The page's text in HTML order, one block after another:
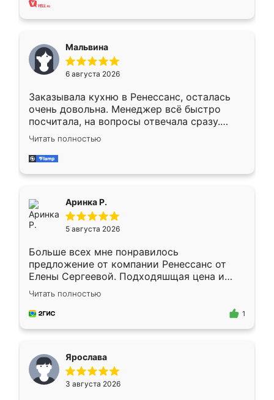
хорошее сборка достаточно быстрая,
меньше, здесь же он более разнообразный.
Мне нравится ,если что-то потребуется из
мебели буду заказывать только здесь.
Мальвина
6 августа 2026
Заказывала кухню в Ренессанс, осталась
очень довольна. Менеджер всё быстро
посчитала, на вопросы отвечала сразу.
Замерщик приехал в субботу, подошёл к
делу со всей ответственностью. Собрали
за день, ребята работали аккуратно, даже
Читать полностью
Аринка Р.
5 августа 2026
Больше всех мне понравилось
предложение от компании Ренессанс от
Елены Сергеевой. Подходяшщая цена и
короткие сроки изготовления. Приехавший
для замера сотрудник Владислав
предложил по моему эскизу самый
Читать полностью
1
Ярослава
3 августа 2026